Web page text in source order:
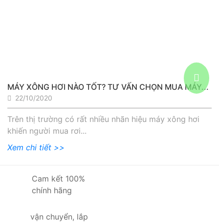
MÁY XÔNG HƠI NÀO TỐT? TƯ VẤN CHỌN MUA MÁY...
22/10/2020
Trên thị trường có rất nhiều nhãn hiệu máy xông hơi
khiến người mua rơi...
Xem chi tiết >>
Cam kết 100%
chính hãng
vận chuyển, lắp